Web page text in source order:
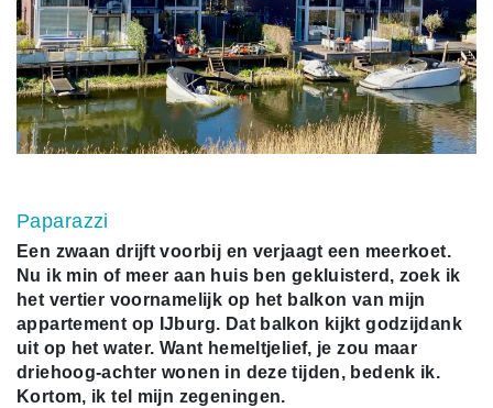
Paparazzi
Een zwaan drijft voorbij en verjaagt een meerkoet.
Nu ik min of meer aan huis ben gekluisterd, zoek ik
het vertier voornamelijk op het balkon van mijn
appartement op IJburg. Dat balkon kijkt godzijdank
uit op het water. Want hemeltjelief, je zou maar
driehoog-achter wonen in deze tijden, bedenk ik.
Kortom, ik tel mijn zegeningen.